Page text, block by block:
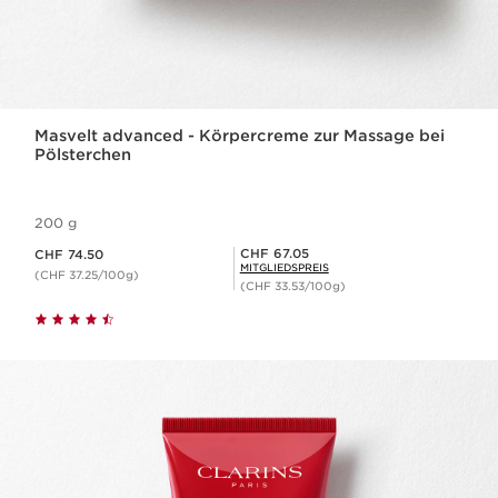
Masvelt advanced - Körpercreme zur Massage bei
Pölsterchen
200 g
CHF 74.50
(CHF 37.25/100g)
Mitgliederpreis CHF 67.05
CHF 67.05
MITGLIEDSPREIS
(CHF 33.53/100g)